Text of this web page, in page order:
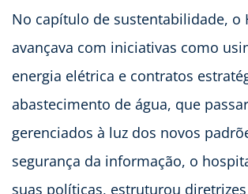
No capítulo de sustentabilidade, o
avançava com iniciativas como
energia elétrica e contratos
abastecimento de água, que
gerenciados à luz dos novos
segurança da informação, o
suas políticas, estruturou diretrizes